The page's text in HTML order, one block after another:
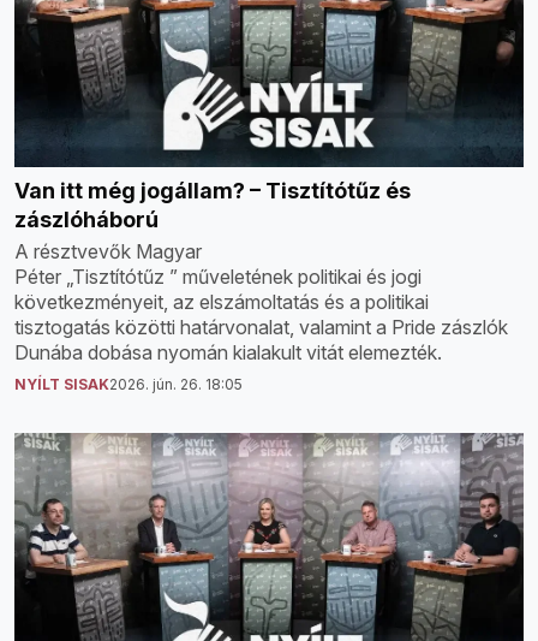
Van itt még jogállam? – Tisztítótűz és
zászlóháború
A résztvevők Magyar
Péter „Tisztítótűz ” műveletének politikai és jogi
következményeit, az elszámoltatás és a politikai
tisztogatás közötti határvonalat, valamint a Pride zászlók
Dunába dobása nyomán kialakult vitát elemezték.
NYÍLT SISAK2026. jún. 26. 18:05